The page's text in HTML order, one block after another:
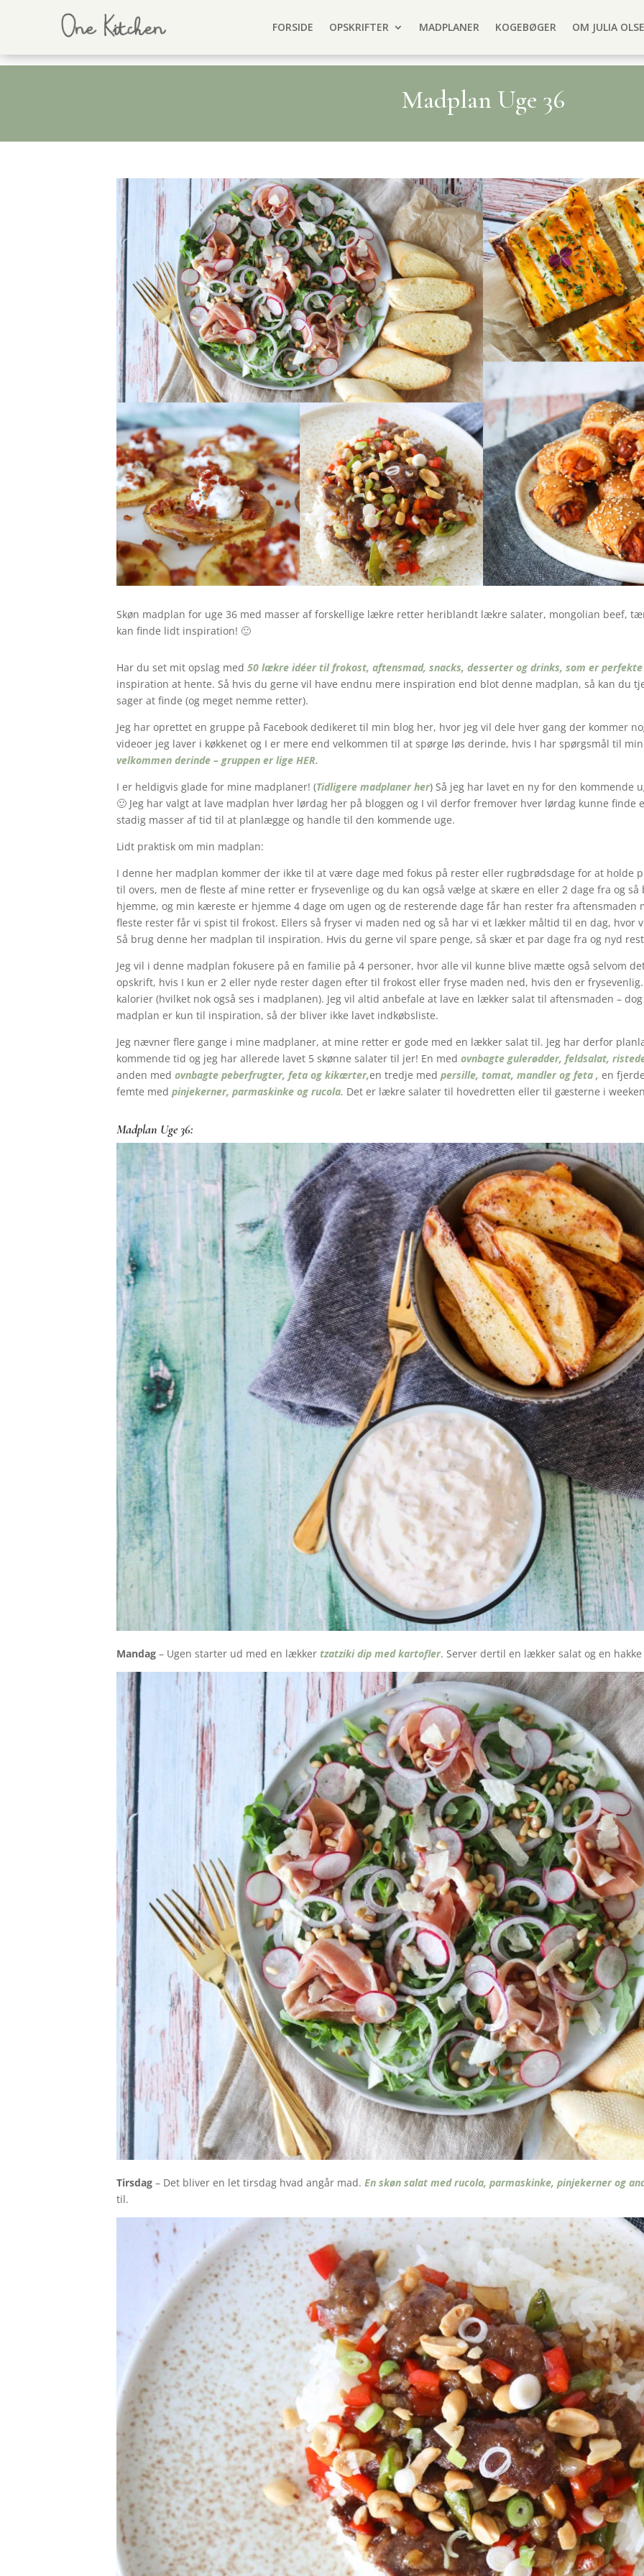
FORSIDE OPSKRIFTER MADPLANER KOGEBØGER OM JULIA
Madplan Uge 36
Skøn madplan for uge 36 med masser af forskellige lækre retter heriblandt lækre salater, mongolian beef,
kan finde lidt inspiration! 🙂
Har du set mit opslag med 50 lækre idéer til frokost, aftensmad, snacks, desserter og drinks, som er
inspiration at hente. Så hvis du gerne vil have endnu mere inspiration end blot denne madplan, så kan du
sager at finde (og meget nemme retter).
Jeg har oprettet en gruppe på Facebook dedikeret til min blog her, hvor jeg vil dele hver gang der kommer
videoer jeg laver i køkkenet og I er mere end velkommen til at spørge løs derinde, hvis I har spørgsmål til
velkommen derinde – gruppen er lige HER.
I er heldigvis glade for mine madplaner! (Tidligere madplaner her) Så jeg har lavet en ny for den kommende
🙂 Jeg har valgt at lave madplan hver lørdag her på bloggen og I vil derfor fremover hver lørdag kunne finde
stadig masser af tid til at planlægge og handle til den kommende uge.
Lidt praktisk om min madplan:
I denne her madplan kommer der ikke til at være dage med fokus på rester eller rugbrødsdage for at holde
til overs, men de fleste af mine retter er frysevenlige og du kan også vælge at skære en eller 2 dage fra og
hjemme, og min kæreste er hjemme 4 dage om ugen og de resterende dage får han rester fra aftensmaden
fleste rester får vi spist til frokost. Ellers så fryser vi maden ned og så har vi et lækker måltid til en dag, hvor
Så brug denne her madplan til inspiration. Hvis du gerne vil spare penge, så skær et par dage fra og nyd
Jeg vil i denne madplan fokusere på en familie på 4 personer, hvor alle vil kunne blive mætte også selvom
opskrift, hvis I kun er 2 eller nyde rester dagen efter til frokost eller fryse maden ned, hvis den er
kalorier (hvilket nok også ses i madplanen). Jeg vil altid anbefale at lave en lækker salat til aftensmaden –
madplan er kun til inspiration, så der bliver ikke lavet indkøbsliste.
Jeg nævner flere gange i mine madplaner, at mine retter er gode med en lækker salat til. Jeg har derfor
kommende tid og jeg har allerede lavet 5 skønne salater til jer! En med ovnbagte gulerødder, feldsalat,
anden med ovnbagte peberfrugter, feta og kikærter,en tredje med persille, tomat, mandler og feta , en
femte med pinjekerner, parmaskinke og rucola. Det er lækre salater til hovedretten eller til gæsterne i
Madplan Uge 36:
Mandag – Ugen starter ud med en lækker tzatziki dip med kartofler. Server dertil en lækker salat og en
Tirsdag – Det bliver en let tirsdag hvad angår mad. En skøn salat med rucola, parmaskinke, pinjekerner og
til.